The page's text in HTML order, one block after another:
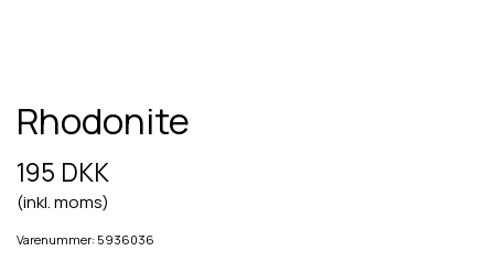
Rhodonite
195 DKK
(inkl. moms)
Varenummer: 5936036